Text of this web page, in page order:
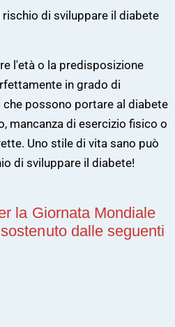
di sviluppare il diabete
l'età o la predisposizione
in grado di
possono portare al diabete
mancanza di esercizio fisico o
Uno stile di vita sano può
di sviluppare il diabete!
la Giornata Mondiale
dalle seguenti